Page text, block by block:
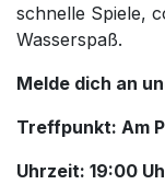
schnelle Spiele,
Wasserspaß.
Melde dich an
Treffpunkt: Am
Uhrzeit: 19:00